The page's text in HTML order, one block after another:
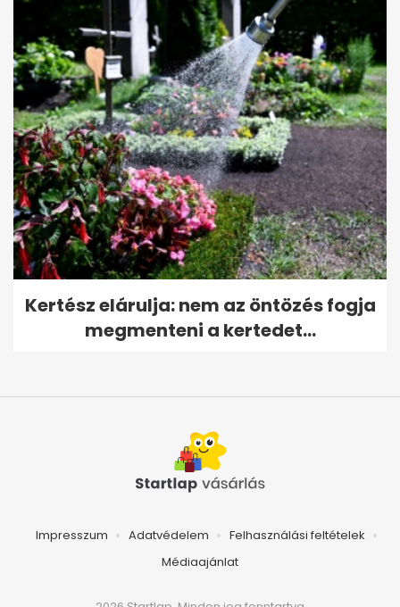
Kertész elárulja: nem az öntözés fogja
megmenteni a kertedet...
Impresszum Adatvédelem
Felhasználási feltételek
Médiaajánlat